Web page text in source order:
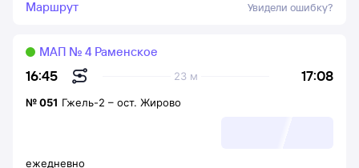
Маршрут Увидели ошибку?
16:45 17:08
23 м
МАП № 4 Раменское
ежедневно
№051 Гжель-2 – ост. Жирово